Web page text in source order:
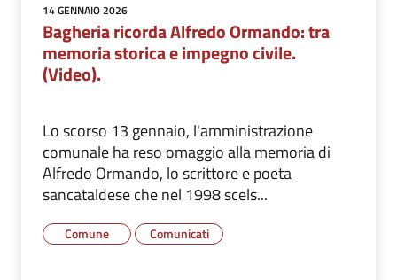
14 GENNAIO 2026
Bagheria ricorda Alfredo Ormando: tra
memoria storica e impegno civile.
(Video).
Lo scorso 13 gennaio, l'amministrazione
comunale ha reso omaggio alla memoria di
Alfredo Ormando, lo scrittore e poeta
sancataldese che nel 1998 scels...
Comune Comunicati